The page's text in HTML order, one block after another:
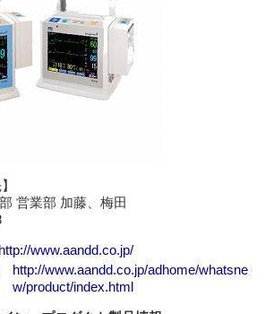
営業部 加藤、梅田
http://www.aandd.co.jp/
http://www.aandd.co.jp/adhome/whatsne
w/product/index.html